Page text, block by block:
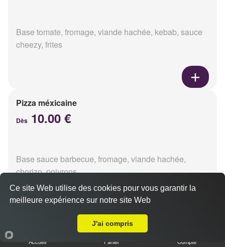
Base tomate, fromage, viande hachée, kebab, sauce
cheezy, frites
Pizza méxicaine
Dès 10.00 €
Base sauce barbecue, fromage, viande hachée,
chorizo, poivrons
Accueil Panier Compte
Ce site Web utilise des cookies pour vous garantir la
meilleure expérience sur notre site Web
J'ai compris